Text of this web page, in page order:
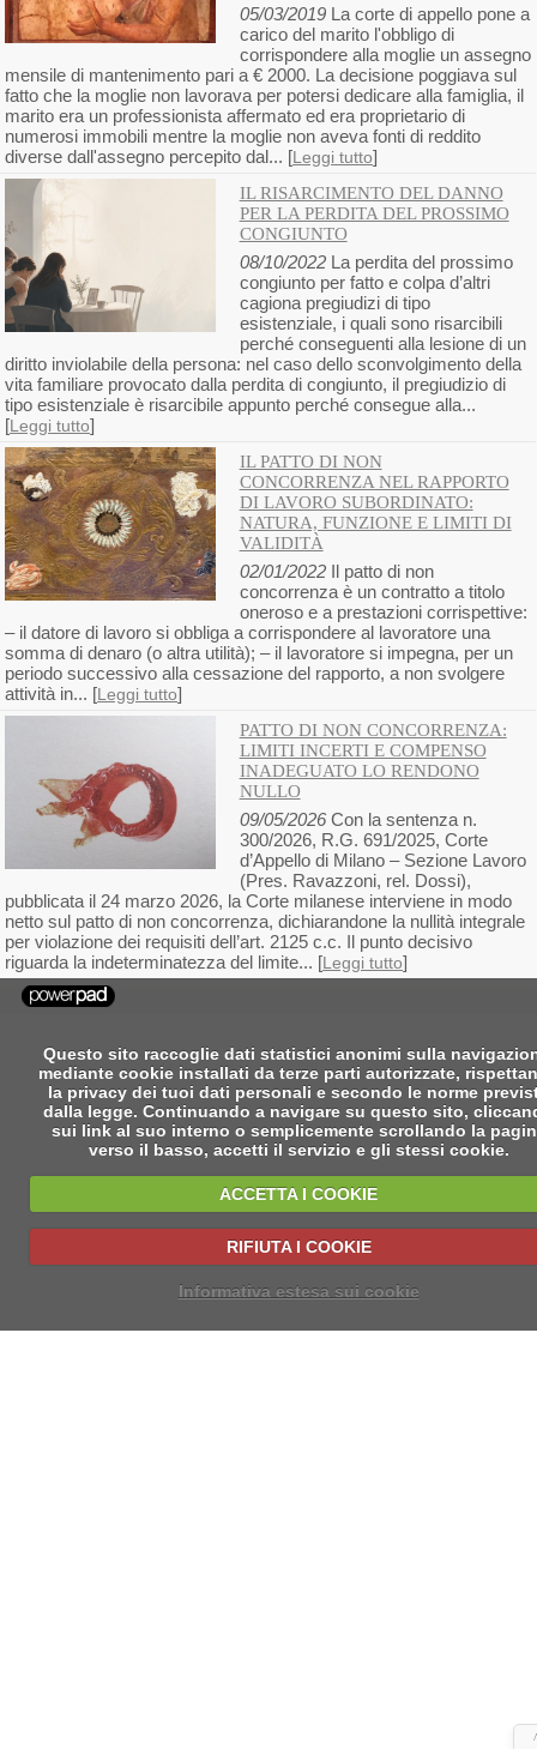
05/03/2019La corte di appello pone a
carico del marito l'obbligo di
corrispondere alla moglie un assegno
mensile di mantenimento pari a € 2000. La decisione poggiava sul
fatto che la moglie non lavorava per potersi dedicare alla famiglia, il
marito era un professionista affermato ed era proprietario di
numerosi immobili mentre la moglie non aveva fonti di reddito
diverse dall'assegno percepito dal... [Leggi tutto]
IL RISARCIMENTO DEL DANNO
PER LA PERDITA DEL PROSSIMO
CONGIUNTO
08/10/2022La perdita del prossimo
congiunto per fatto e colpa d’altri
cagiona pregiudizi di tipo
esistenziale, i quali sono risarcibili
perché conseguenti alla lesione di un
diritto inviolabile della persona: nel caso dello sconvolgimento della
vita familiare provocato dalla perdita di congiunto, il pregiudizio di
tipo esistenziale è risarcibile appunto perché consegue alla...
[Leggi tutto]
IL PATTO DI NON
CONCORRENZA NEL RAPPORTO
DI LAVORO SUBORDINATO:
NATURA, FUNZIONE E LIMITI DI
VALIDITÀ
02/01/2022Il patto di non
concorrenza è un contratto a titolo
oneroso e a prestazioni corrispettive:
– il datore di lavoro si obbliga a corrispondere al lavoratore una
somma di denaro (o altra utilità); – il lavoratore si impegna, per un
periodo successivo alla cessazione del rapporto, a non svolgere
attività in... [Leggi tutto]
PATTO DI NON CONCORRENZA:
LIMITI INCERTI E COMPENSO
INADEGUATO LO RENDONO
NULLO
09/05/2026Con la sentenza n.
300/2026, R.G. 691/2025, Corte
d’Appello di Milano – Sezione Lavoro
(Pres. Ravazzoni, rel. Dossi),
pubblicata il 24 marzo 2026, la Corte milanese interviene in modo
netto sul patto di non concorrenza, dichiarandone la nullità integrale
per violazione dei requisiti dell’art. 2125 c.c. Il punto decisivo
riguarda la indeterminatezza del limite... [Leggi tutto]
Questo sito raccoglie dati statistici anonimi sulla
mediante cookie installati da terze parti autorizzate,
la privacy dei tuoi dati personali e secondo le norme
dalla legge. Continuando a navigare su questo sito,
sui link al suo interno o semplicemente scrollando la
verso il basso, accetti il servizio e gli stessi cookie.
ACCETTA I COOKIE
RIFIUTA I COOKIE
Informativa estesa sui cookie